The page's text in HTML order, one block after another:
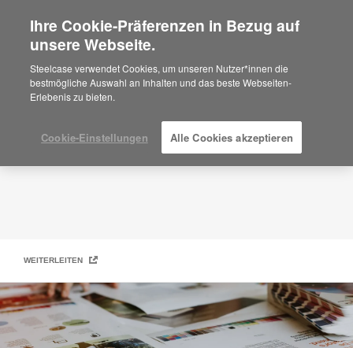
Are you in United States?
Would you like to see Products we sell in
your region?
Americas
Español
Garantie
WEITERLEITEN
Ihre Cookie-Präferenzen in Bezug auf
unsere Webseite.
Steelcase verwendet Cookies, um unseren Nutzer*innen die
bestmögliche Auswahl an Inhalten und das beste Webseiten-
Erlebenis zu bieten.
Cookie-Einstellungen Alle Cookies akzeptieren